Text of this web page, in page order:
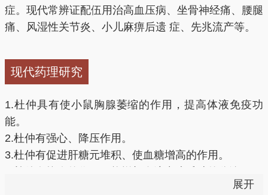
习惯性流产，伴腰膝酸软、头晕目眩、耳聋耳鸣者尤
宜。
补肝：人们关注比较多的是杜仲滋肾强阴的功效，但据
《本草纲目》记载，杜仲是润肝燥、补肝虚的要药，具
强筋骨：
人体肢体屈伸利用，都源于筋。杜仲气温平，甘温能
补，微辛能润，所以能够补肝肾，从而强筋骨。用于肾
症。现代常辨证配伍用治高血压病、坐骨神经痛、腰腿
痛、风湿性关节炎、小儿麻痹后遗 症、先兆流产等。
现代药理研究
1.杜仲具有使小鼠胸腺萎缩的作用，提高体液免疫功
能。
2.杜仲有强心、降压作用。
3.杜仲有促进肝糖元堆积、使血糖增高的作用。
5.杜仲能增强动物活动能力，抗冻、耐缺氧能力。展开